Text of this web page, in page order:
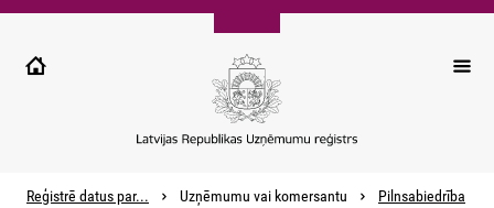
Pārlekt
galveno
Reģistrē datus par... Uzņēmumu vai komersantu
Pilnsabiedrība